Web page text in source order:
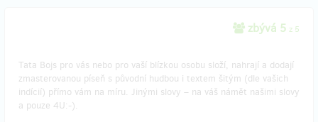
zbývá 5 z 5
Tata Bojs pro vás nebo pro vaší blízkou osobu složí, nahrají a dodají
zmasterovanou píseň s původní hudbou i textem šitým (dle vašich
indícií) přímo vám na míru. Jinými slovy – na váš námět našimi slovy
a pouze 4U:-).